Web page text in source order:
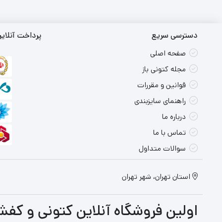
دسترسی سریع
صفحه اصلی
مجله کتونی باز
قوانین و مقررات
راهنمای سایزبندی
درباره ما
تماس با ما
سوالات متداول
پرداخت
استان تهران، شهر تهران
اولین فروشگاه آنلاین کتونی و